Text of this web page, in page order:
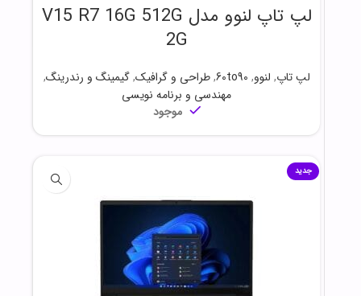
لپ تاپ لنوو مدل V15 R7 16G 512G
2G
لپ تاپ, لنوو,
60to90
,طراحی و گرافیک,گیمینگ و رندرینگ,
مهندسی و برنامه نویسی
موجود
جدید